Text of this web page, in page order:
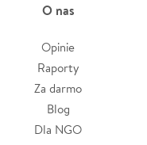
O nas
Opinie
Raporty
Za darmo
Blog
Dla NGO